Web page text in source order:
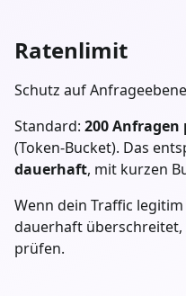
Ratenlimit
Schutz auf
Standard: 200 Anfragen
(Token-Bucket). Das
dauerhaft, mit kurzen
Wenn dein Traffic
dauerhaft
prüfen.